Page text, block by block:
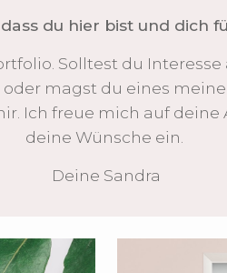
du hier bist und dich
Solltest du
magst du eines
Ich freue mich auf
deine Wünsche ein.
Deine Sandra